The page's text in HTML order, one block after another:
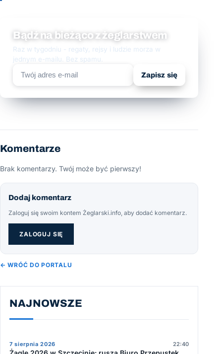
Bądź na bieżąco z żeglarstwem
Raz w tygodniu - regaty, rejsy i ludzie morza w
jednym e-mailu. Bez spamu.
Zapisz się
Komentarze
Brak komentarzy. Twój może być pierwszy!
Dodaj komentarz
Zaloguj się swoim kontem Żeglarski.info, aby dodać komentarz.
ZALOGUJ SIĘ
← WRÓĆ DO PORTALU
NAJNOWSZE
7 sierpnia 2026 22:40